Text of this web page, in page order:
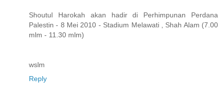
Shoutul Harokah akan hadir di Perhimpunan Perdana
Palestin - 8 Mei 2010 - Stadium Melawati , Shah Alam (7.00
mlm - 11.30 mlm)
wslm
Reply